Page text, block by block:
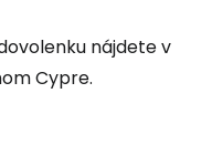
nájdete v
Cypre.